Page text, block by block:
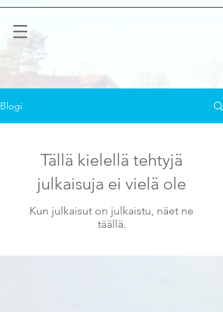
Blogi
Tällä kielellä tehtyjä
julkaisuja ei vielä ole
Kun julkaisut on julkaistu, näet ne
täällä.